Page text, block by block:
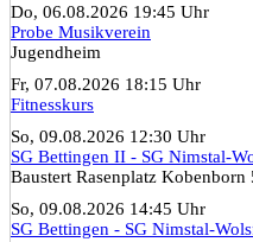
Do, 06.08.2026 19:45 Uhr
Probe Musikverein
Jugendheim
Fr, 07.08.2026 18:15 Uhr
Fitnesskurs
So, 09.08.2026 12:30 Uhr
SG Bettingen II - SG Nimstal-
Baustert Rasenplatz Kobenborn
So, 09.08.2026 14:45 Uhr
SG Bettingen - SG Nimstal-